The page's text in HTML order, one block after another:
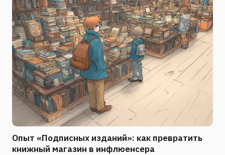
Опыт «Подписных изданий»: как превратить
книжный магазин в инфлюенсера